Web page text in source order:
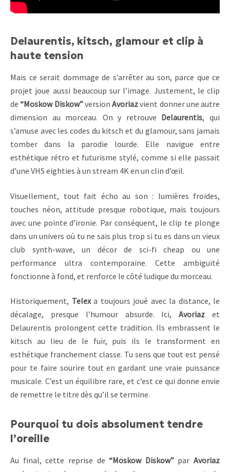
Delaurentis, kitsch, glamour et clip à
haute tension
Mais ce serait dommage de s’arrêter au son, parce que ce
projet joue aussi beaucoup sur l’image. Justement, le clip
de“Moskow Diskow”version Avoriazvient donner une autre
dimension au morceau. On y retrouve Delaurentis, qui
s’amuse avec les codes du kitsch et du glamour, sans jamais
tomber dans la parodie lourde. Elle navigue entre
esthétique rétro et futurisme stylé, comme si elle passait
d’une VHS eighties à un stream 4K en un clin d’œil.
Visuellement, tout fait écho au son : lumières froides,
touches néon, attitude presque robotique, mais toujours
avec une pointe d’ironie. Par conséquent, le clip te plonge
dans un univers où tu ne sais plus trop si tu es dans un vieux
club synth-wave, un décor de sci-fi cheap ou une
performance ultra contemporaine. Cette ambiguïté
fonctionne à fond, et renforce le côté ludique du morceau.
Historiquement, Telexa toujours joué avec la distance, le
décalage, presque l’humour absurde. Ici,Avoriaz et
Delaurentis prolongent cette tradition. Ils embrassent le
kitsch au lieu de le fuir, puis ils le transforment en
esthétique franchement classe. Tu sens que tout est pensé
pour te faire sourire tout en gardant une vraie puissance
musicale. C’est un équilibre rare, et c’est ce qui donne envie
de remettre le titre dès qu’il se termine.
Pourquoi tu dois absolument tendre
l’oreille
Au final, cette reprise de“Moskow Diskow”par Avoriaz